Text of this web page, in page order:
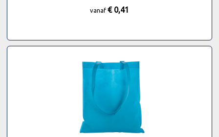
vanaf € 0,41